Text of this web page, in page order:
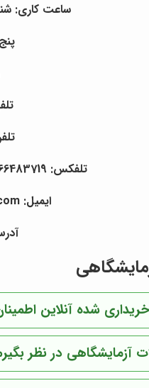
ساعت کاری:
پنج شنبه
تلفن:
تلفن:
تلفکس: 66483719-021
ایمیل: elminogostar@gmail.com
شده آنلاین
آزمایشگاهی در نظر